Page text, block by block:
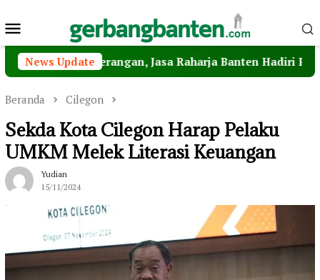
ke
Menu
Mobile
News UpdateJasa Raharja Banten Hadiri Peresmian
Beranda Cilegon
Sekda Kota Cilegon Harap Pelaku
UMKM Melek Literasi Keuangan
Yudian
15/11/2024